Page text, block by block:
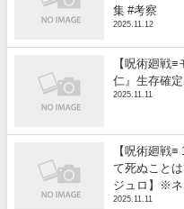
集 #考察
2025.11.12
【呪術廻戦
仁』生存確
2025.11.11
【呪術廻戦
て死ぬこと
ジュロ】※ネ
2025.11.11